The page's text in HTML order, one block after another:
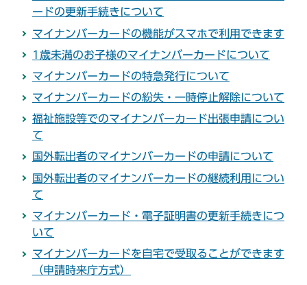
ードの更新手続きについて
マイナンバーカードの機能がスマホで利用できます
1歳未満のお子様のマイナンバーカードについて
マイナンバーカードの特急発行について
マイナンバーカードの紛失・一時停止解除について
福祉施設等でのマイナンバーカード出張申請につい
て
国外転出者のマイナンバーカードの申請について
国外転出者のマイナンバーカードの継続利用につい
て
マイナンバーカード・電子証明書の更新手続きにつ
いて
マイナンバーカードを自宅で受取ることができます
（申請時来庁方式）